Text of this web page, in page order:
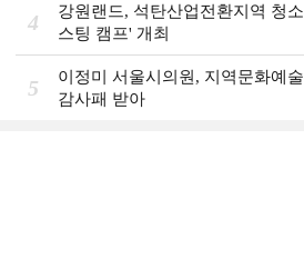
4
강원랜드, 석탄산업전환지역 청
스팅 캠프' 개최
5
이정미 서울시의원, 지역문화예
감사패 받아